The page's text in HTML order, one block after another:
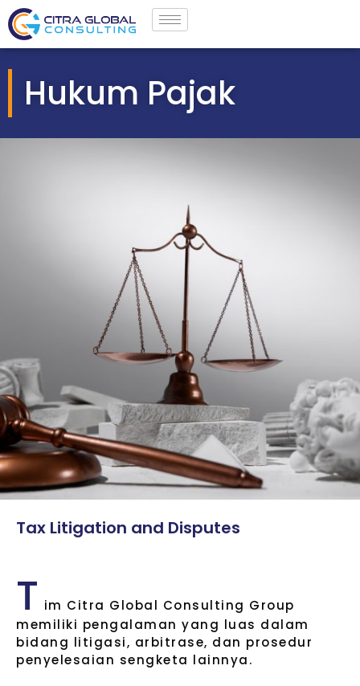
Hukum Pajak
Tax Litigation and Disputes
T im Citra Global Consulting Group
memiliki pengalaman yang luas dalam
bidang litigasi, arbitrase, dan prosedur
penyelesaian sengketa lainnya.